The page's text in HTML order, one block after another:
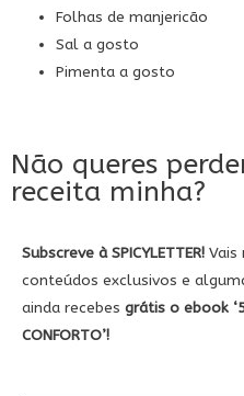
Folhas de manjericão
Sal a gosto
Pimenta a gosto
Não queres
receita minha?
Subscreve à SPICYLETTER! Vais
conteúdos exclusivos e
ainda recebes grátis o ebook
CONFORTO’!